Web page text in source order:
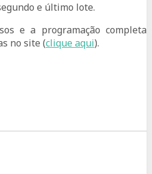
e último lote.
e a programação completa
no site (clique aqui).